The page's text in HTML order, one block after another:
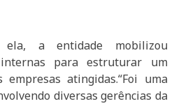
a entidade mobilizou
para estruturar um
atingidas.“Foi uma
diversas gerências da